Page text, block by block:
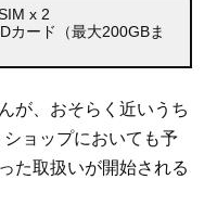
x 2
カード（最大200GBま
が、おそらく近いうち
ョップにおいても予
た取扱いが開始される